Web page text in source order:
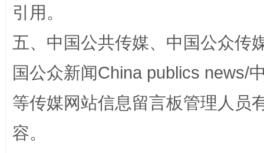
这是一记警钟！ 谢
引用。
五、中国公共传媒、中国公众传
国公众新闻China publics news/
等传媒网站信息留言板管理人员
容。